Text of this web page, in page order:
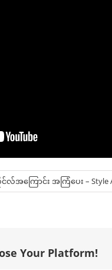
လ်အကြောင်း အကြံပေး – Style
Your Platform!